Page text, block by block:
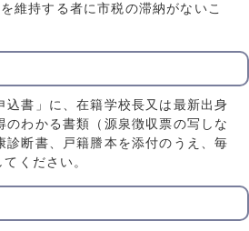
維持する者に市税の滞納がないこ
込書」に、在籍学校長又は最新出身
のわかる書類（源泉徴収票の写しな
診断書、戸籍謄本を添付のうえ、毎
ください。